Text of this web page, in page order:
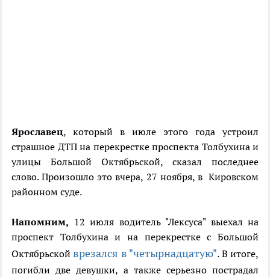
Ярославец, который в июле этого года устроил
страшное ДТП на перекрестке проспекта Толбухина и
улицы Большой Октябрьской, сказал последнее
слово. Произошло это вчера, 27 ноября, в Кировском
районном суде.
Напомним, 12 июля водитель "Лексуса" выехал на
проспект Толбухина и на перекрестке с Большой
Октябрьскойврезался в "четырнадцатую". В итоге,
погибли две девушки, а также серьезно пострадал